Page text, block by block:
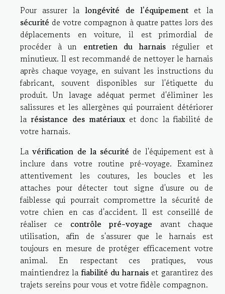
Pour assurer lalongévité de l'équipementet la
sécurité de votre compagnon à quatre pattes lors des
déplacements en voiture, il est primordial de
procéder à un entretien du harnaisrégulier et
minutieux. Il est recommandé de nettoyer le harnais
après chaque voyage, en suivant les instructions du
fabricant, souvent disponibles sur l'étiquette du
produit. Un lavage adéquat permet d'éliminer les
salissures et les allergènes qui pourraient détériorer
la résistance des matériauxet donc la fiabilité de
votre harnais.
Lavérification de la sécurité de l'équipement est à
inclure dans votre routine pré-voyage. Examinez
attentivement les coutures, les boucles et les
attaches pour détecter tout signe d'usure ou de
faiblesse qui pourrait compromettre la sécurité de
votre chien en cas d'accident. Il est conseillé de
réaliser ce contrôle pré-voyage avant chaque
utilisation, afin de s'assurer que le harnais est
toujours en mesure de protéger efficacement votre
animal. En respectant ces pratiques, vous
maintiendrez lafiabilité du harnais et garantirez des
trajets sereins pour vous et votre fidèle compagnon.